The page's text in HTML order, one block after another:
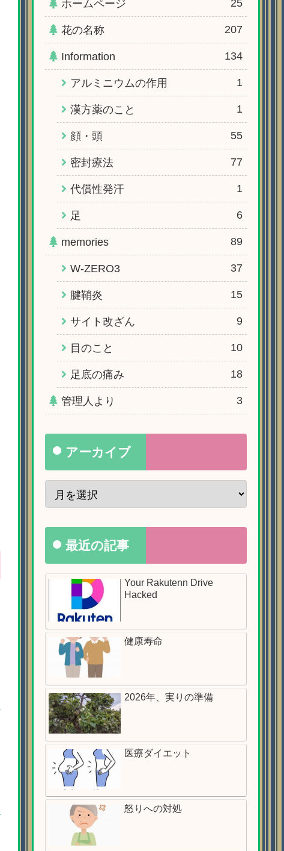
ホームページ 25
花の名称 207
Information 134
アルミニウムの作用 1
漢方薬のこと 1
顔・頭 55
密封療法 77
代償性発汗 1
足 6
memories 89
W-ZERO3 37
腱鞘炎 15
サイト改ざん 9
目のこと 10
足底の痛み 18
管理人より 3
アーカイブ
最近の記事
Your Rakutenn Drive
Hacked
健康寿命
2026年、実りの準備
医療ダイエット
怒りへの対処